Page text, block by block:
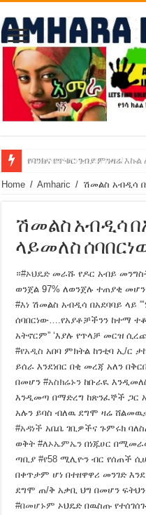
የባንክና የጥቁር ገብያ ምንዛሬ
አሸንፈናል ! እንኳን ደስ አለን!
Home / Amharic / ሽመልስ አብዲሳ
ሽመልስ አብዲሳ
ላይመለስ
።#ኦህዴድ መራሹ የዶር አብይ
ወንጀል 97% ለወንጀሉ ተጠያቂ
#እነ ሽመልስ አብዲሳ በአደባባይ ላይ
ሰባበርነው….የአያቶቻችንን ከተማ
አትኖርም” ‘እያሉ የጥላቻ መርዝ
#የአዲስ አበባ ምክትል ከንቲባ ኢ/ር
ይሰራ እንደነበር በቂ መረጃ አለን
በመሆን#አስክሬኑን ከቡራዪ
እንዲመጣ በማድረግ ከጽንፈኞች ጋር
አሉን ይባስ ብለዉ ደግሞ ዛሬ
#አዳነች አቤቤ ገቢዎችና ጉምሩክ
ወቅት#ለኦኤምኤን በነጁሀር
ጣቢያ#የ58 ሚሊዮን ብር የሰጠች
በቀጥታም ሆነ በተዘዋዋሪ መንገድ
ደግሞ ጠ/ቅ አቃቢ ህግ በመሆን
#በመሆኑም ኦህዴድ በዉስጡ